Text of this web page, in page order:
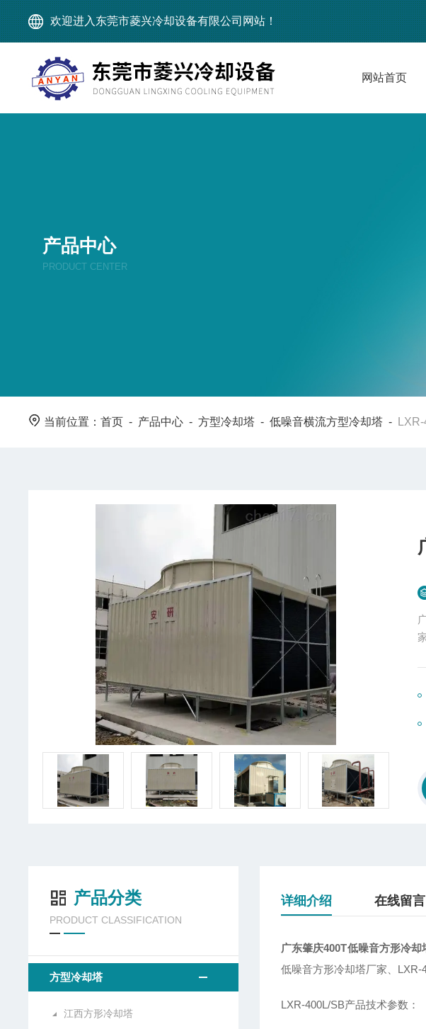
欢迎进入东莞市菱兴冷却设备有限公司网站！
网站首页
产品中心
PRODUCT CENTER
当前位置：首页 - 产品中心 -方型冷却塔 -低噪音横流方型冷却塔 -
产品分类
PRODUCT CLASSIFICATION
方型冷却塔
江西方形冷却塔
详细介绍 在线留言
广东肇庆400T低噪音方形冷却
低噪音方形冷却塔厂家、LXR-
LXR-400L/SB产品技术参数：